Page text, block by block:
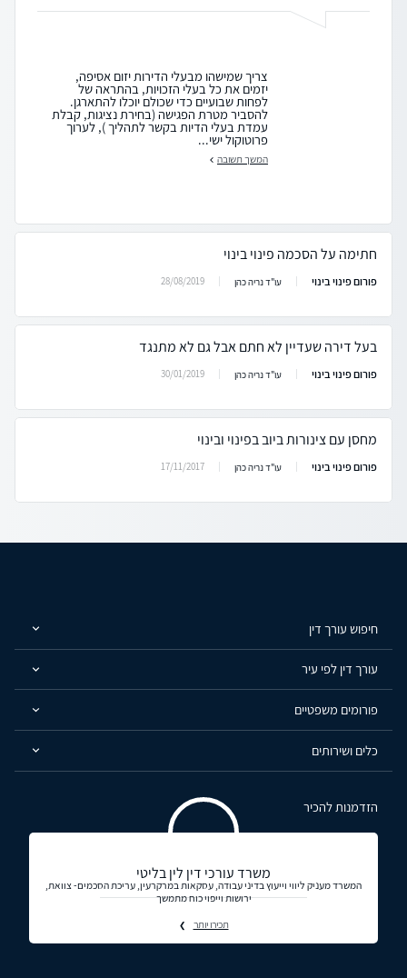
צריך שמישהו מבעלי הדירות יזום אסיפה,
יזמים את כל בעלי הזכויות, בהתראה של
לפחות שבועיים כדי שכולם יוכלו להתארגן.
להסביר מטרת הפגישה (בחירת נציגות, קבלת
עמדת בעלי הדיות בקשר לתהליך ), לערוך
פרוטוקול ישי...
המשך תשובה
חתימה על הסכמה פינוי בינוי
פורום פינוי בינוי עו"ד נריה כהן 28/08/2019
בעל דירה שעדיין לא חתם אבל גם לא מתנגד
פורום פינוי בינוי עו"ד נריה כהן 30/01/2019
מחסן עם צינורות ביוב בפינוי ובינוי
פורום פינוי בינוי עו"ד נריה כהן 17/11/2017
חיפוש עורך דין
עורך דין לפי עיר
פורומים משפטיים
כלים ושירותים
הזדמנות להכיר
משרד עורכי דין לין בליטי
המשרד מעניק ליווי וייעוץ בדיני עבודה, עסקאות במרקרעין, עריכת הסכמים- צוואת,
ירושות וייפוי כוח מתמשך
תכירו יותר